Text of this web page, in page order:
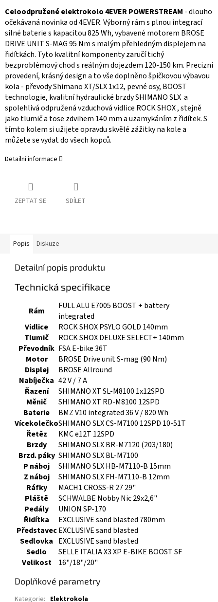
Celoodpružené elektrokolo 4EVER POWERSTREAM - dlouho
očekávaná novinka od 4EVER. Výborný rám s plnou integrací
silné baterie s kapacitou 825 Wh, vybavené motorem BROSE
DRIVE UNIT S-MAG 95 Nm s malým přehledným displejem na
řidítkách. Tyto kvalitní komponenty zaručí tichý
bezproblémový chod s reálným dojezdem 120-150 km. Precizní
provedení, krásný design a to vše doplněno špičkovou výbavou
kola - převody Shimano XT/SLX 1x12, pevné osy, BOOST
technologie, kvalitní hydraulické brzdy SHIMANO SLX a
spolehlivá odpružená vzduchová vidlice ROCK SHOX , stejně
jako tlumič a tose zdvihem 140 mm a uzamykáním z řidítek. S
tímto kolem si užijete opravdu skvělé zážitky na kole a
můžete se vydat do všech kopců.
Detailní informace
ZEPTAT SE SDÍLET
Popis Diskuze
Detailní popis produktu
Technická specifikace
Rám
FULL ALU E7005 BOOST + battery
integrated
Vidlice
ROCK SHOX PSYLO GOLD 140mm
Tlumič
ROCK SHOX DELUXE SELECT+ 140mm
Převodník FSA E-bike 36T
Motor
BROSE Drive unit S-mag (90 Nm)
Displej
BROSE Allround
Nabíječka 42 V / 7 A
Řazení
SHIMANO XT SL-M8100 1x12SPD
Měnič
SHIMANO XT RD-M8100 12SPD
Baterie
BMZ V10 integrated 36 V / 820 Wh
VícekolečkoSHIMANO SLX CS-M7100 12SPD 10-51T
Řetěz
KMC e12T 12SPD
Brzdy
SHIMANO SLX BR-M7120 (203/180)
Brzd. páky SHIMANO SLX BL-M7100
P náboj
SHIMANO SLX HB-M7110-B 15mm
Z náboj
SHIMANO SLX FH-M7110-B 12mm
Ráfky
MACH1 CROSS-R 27 29"
Pláště
SCHWALBE Nobby Nic 29x2,6"
Pedály
UNION SP-170
Řidítka
EXCLUSIVE sand blasted 780mm
Představec EXCLUSIVE sand blasted
Sedlovka EXCLUSIVE sand blasted
Sedlo
SELLE ITALIA X3 XP E-BIKE BOOST SF
Velikost
16"/18"/20"
Doplňkové parametry
Kategorie: Elektrokola